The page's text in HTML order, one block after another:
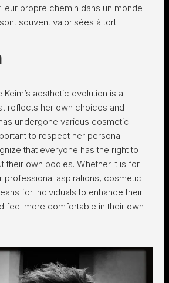
propre chemin dans un monde
souvent valorisées à tort.
aesthetic evolution is a
reflects her own choices and
undergone various cosmetic
to respect her personal
that everyone has the right to
their own bodies. Whether it is for
professional aspirations, cosmetic
for individuals to enhance their
feel more comfortable in their own